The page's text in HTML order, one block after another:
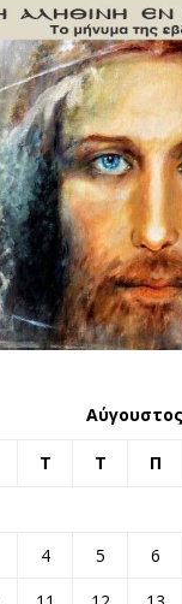
Τ Τ Π
4 5 6